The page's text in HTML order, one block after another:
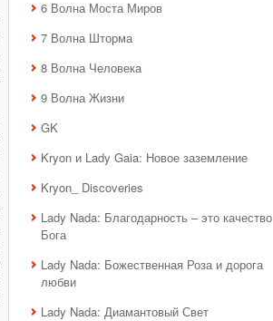
6 Волна Моста Миров
7 Волна Шторма
8 Волна Человека
9 Волна Жизни
GK
Kryon и Lady Gaia: Новое заземление
Kryon_ Discoveries
Lady Nada: Благодарность – это качество
Бога
Lady Nada: Божественная Роза и дорога
любви
Lady Nada: Диамантовый Свет